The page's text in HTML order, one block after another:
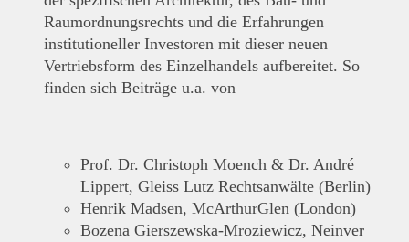
Raumordnungsrechts und die Erfahrungen
institutioneller Investoren mit dieser neuen
Vertriebsform des Einzelhandels aufbereitet. So
finden sich Beiträge u.a. von
Prof. Dr. Christoph Moench & Dr. André
Lippert, Gleiss Lutz Rechtsanwälte (Berlin)
Henrik Madsen, McArthurGlen (London)
Bozena Gierszewska-Mroziewicz, Neinver